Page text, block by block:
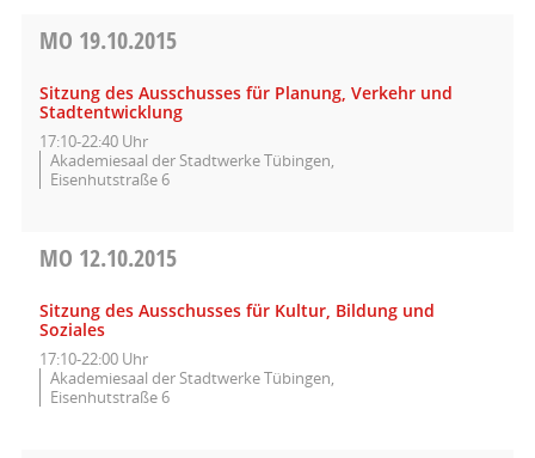
MO 19.10.2015
Sitzung des Ausschusses für Planung, Verkehr und
Stadtentwicklung
17:10-22:40 Uhr
Akademiesaal der Stadtwerke Tübingen,
Eisenhutstraße 6
MO 12.10.2015
Sitzung des Ausschusses für Kultur, Bildung und
Soziales
17:10-22:00 Uhr
Akademiesaal der Stadtwerke Tübingen,
Eisenhutstraße 6